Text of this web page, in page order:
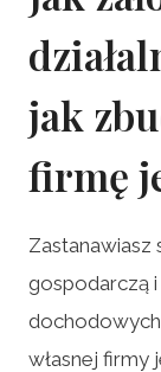
jak
firmę
Zastanawiasz
gospodarczą i
własnej